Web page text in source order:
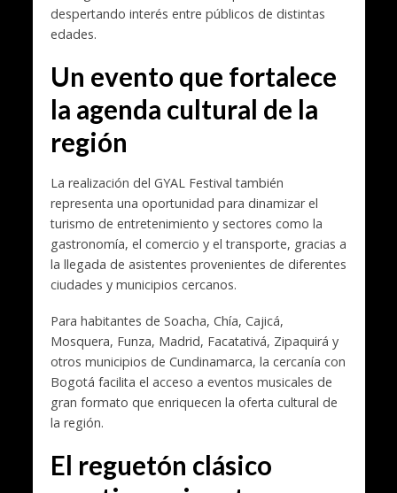
despertando interés entre públicos de distintas
edades.
Un evento que fortalece
la agenda cultural de la
región
La realización del GYAL Festival también
representa una oportunidad para dinamizar el
turismo de entretenimiento y sectores como la
gastronomía, el comercio y el transporte, gracias a
la llegada de asistentes provenientes de diferentes
ciudades y municipios cercanos.
Para habitantes de Soacha, Chía, Cajicá,
Mosquera, Funza, Madrid, Facatativá, Zipaquirá y
otros municipios de Cundinamarca, la cercanía con
Bogotá facilita el acceso a eventos musicales de
gran formato que enriquecen la oferta cultural de
la región.
El reguetón clásico